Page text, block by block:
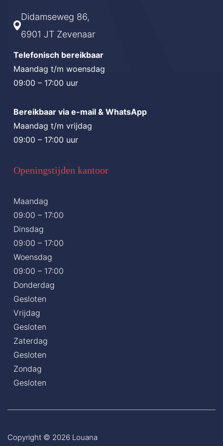
Didamseweg 86,
6901 JT Zevenaar
Telefonisch bereikbaar
Maandag t/m woensdag
09:00 – 17:00 uur
Bereikbaar via e-mail & WhatsApp
Maandag t/m vrijdag
09:00 – 17:00 uur
Openingstijden kantoor
Maandag
09:00 – 17:00
Dinsdag
09:00 – 17:00
Woensdag
09:00 – 17:00
Donderdag
Gesloten
Vrijdag
Gesloten
Zaterdag
Gesloten
Zondag
Gesloten
Copyright © 2026 Louana